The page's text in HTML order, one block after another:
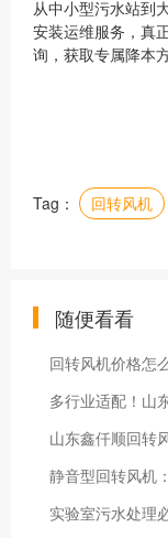
从中小型污水站到
安装运维服务，真
询，获取专属降本方
Tag： 回转风机
随便看看
回转风机价格怎
多行业适配！山
山东鑫仟顺回转
静音型回转风机
实验室污水处理